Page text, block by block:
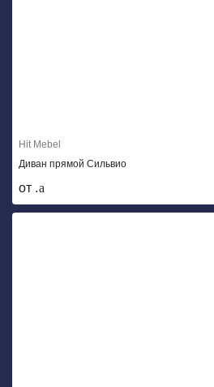
Hit Mebel
Диван прямой Сильвио
от .